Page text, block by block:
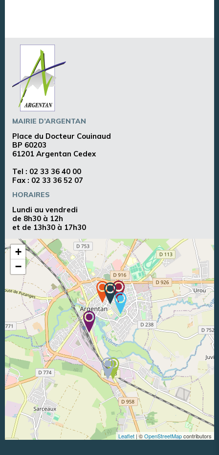
MAIRIE D’ARGENTAN
Place du Docteur Couinaud
BP 60203
61201 Argentan Cedex
Tel : 02 33 36 40 00
Fax : 02 33 36 52 07
HORAIRES
Lundi au vendredi
de 8h30 à 12h
et de 13h30 à 17h30
+
−
Leaflet | ©OpenStreetMapcontributors